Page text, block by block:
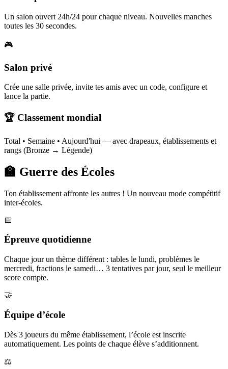
Un salon ouvert 24h/24 pour chaque niveau. Nouvelles manches
toutes les 30 secondes.
🎮
Salon privé
Crée une salle privée, invite tes amis avec un code, configure et
lance la partie.
🏆 Classement mondial
Total • Semaine • Aujourd'hui — avec drapeaux, établissements et
rangs (Bronze → Légende)
🏫 Guerre des Écoles
Ton établissement affronte les autres ! Un nouveau mode compétitif
inter-écoles.
📅
Épreuve quotidienne
Chaque jour un thème différent : tables le lundi, problèmes le
mercredi, fractions le samedi… 3 tentatives par jour, seul le meilleur
score compte.
🤝
Équipe d’école
Dès 3 joueurs du même établissement, l’école est inscrite
automatiquement. Les points de chaque élève s’additionnent.
⚖️